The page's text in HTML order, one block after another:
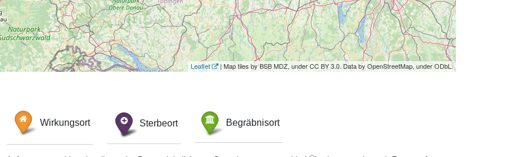
Leaflet | Map tiles by BSB MDZ, under CC BY 3.0. Data by OpenStreetMap, under ODbL.
Wirkungsort Sterbeort Begräbnisort